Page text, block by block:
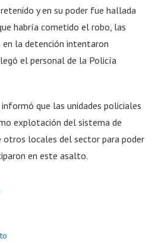
y en su poder fue hallada
habría cometido el robo, las
en la detención intentaron
el personal de la Policía
que las unidades policiales
explotación del sistema de
otros locales del sector para poder
en este asalto.